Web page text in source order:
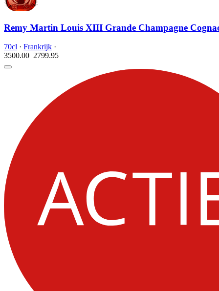
Remy Martin Louis XIII Grande Champagne
70cl · Frankrijk ·
3500.00 2799.95